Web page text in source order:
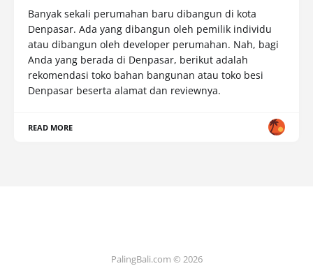
Banyak sekali perumahan baru dibangun di kota
Denpasar. Ada yang dibangun oleh pemilik individu
atau dibangun oleh developer perumahan. Nah, bagi
Anda yang berada di Denpasar, berikut adalah
rekomendasi toko bahan bangunan atau toko besi
Denpasar beserta alamat dan reviewnya.
READ MORE
PalingBali.com © 2026